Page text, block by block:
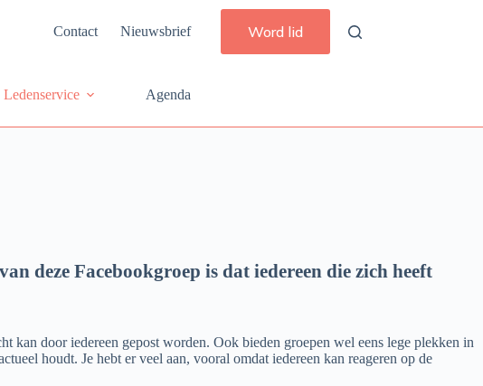
Contact Nieuwsbrief Word lid
Ledenservice Agenda
deze Facebookgroep is dat iedereen die zich heeft
kan door iedereen gepost worden. Ook bieden groepen wel eens lege plekken in
houdt. Je hebt er veel aan, vooral omdat iedereen kan reageren op de